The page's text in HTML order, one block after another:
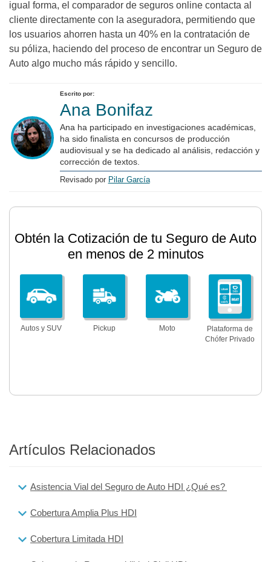
igual forma, el comparador de seguros online contacta al
cliente directamente con la aseguradora, permitiendo que
los usuarios ahorren hasta un 40% en la contratación de
su póliza, haciendo del proceso de encontrar un Seguro de
Auto algo mucho más rápido y sencillo.
Escrito por:
Ana Bonifaz
Ana ha participado en investigaciones académicas,
ha sido finalista en concursos de producción
audiovisual y se ha dedicado al análisis, redacción y
corrección de textos.
Revisado por Pilar García
Obtén la Cotización de tu Seguro de Auto
en menos de 2 minutos
Autos y SUV Pickup Moto
Plataforma de
Chófer Privado
Artículos Relacionados
Asistencia Vial del Seguro de Auto HDI ¿Qué es?
Cobertura Amplia Plus HDI
Cobertura Limitada HDI